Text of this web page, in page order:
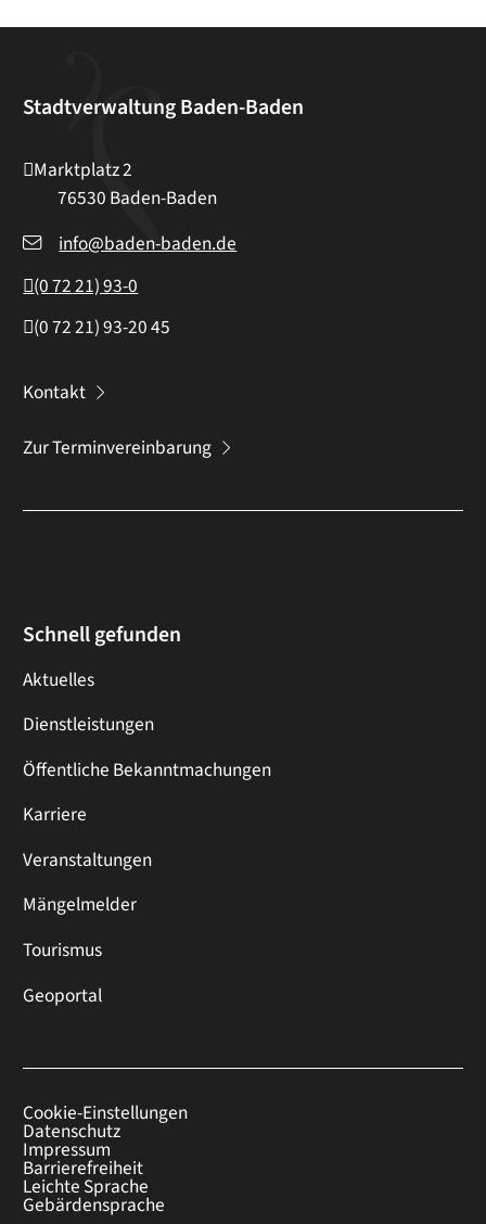
Stadtverwaltung Baden-Baden
Marktplatz 2
76530 Baden-Baden
info@baden-baden.de
(07221) 93-0
(07221) 93-2045
Kontakt
Zur Terminvereinbarung
Schnell gefunden
Aktuelles
Dienstleistungen
Öffentliche Bekanntmachungen
Karriere
Veranstaltungen
Mängelmelder
Tourismus
Geoportal
Cookie-Einstellungen
Datenschutz
Impressum
Barrierefreiheit
Leichte Sprache
Gebärdensprache